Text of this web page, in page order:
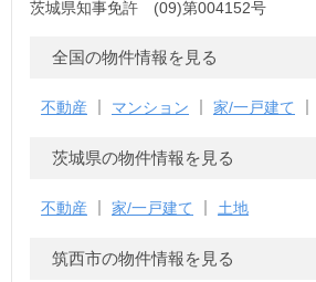
茨城県知事免許 (09)第004152号
全国の物件情報を見る
不動産 マンション 家/一戸建て
茨城県の物件情報を見る
不動産 家/一戸建て 土地
筑西市の物件情報を見る